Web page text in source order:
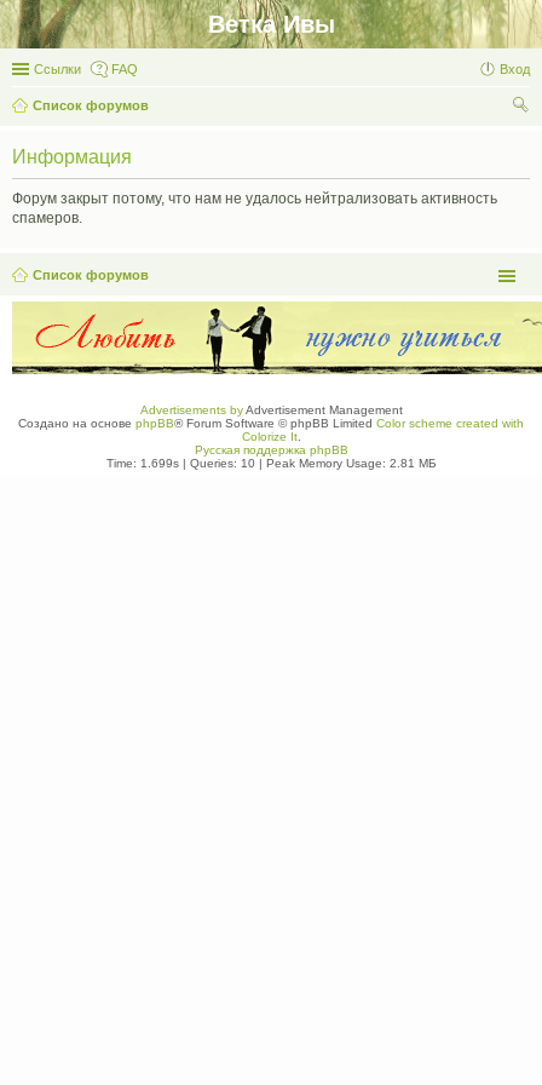
Ветка Ивы
Ссылки FAQ Вход
Список форумов
Информация
Форум закрыт потому, что нам не удалось нейтрализовать активность
спамеров.
Список форумов
Advertisements byAdvertisement Management
Создано на основе phpBB® Forum Software © phpBB Limited Color scheme created with
Colorize It.
Русская поддержка phpBB
Time: 1.699s| Queries: 10| Peak Memory Usage: 2.81 МБ